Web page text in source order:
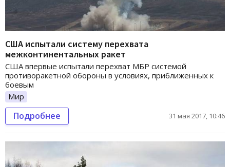
США испытали систему перехвата
межконтинентальных ракет
США впервые испытали перехват МБР системой
противоракетной обороны в условиях, приближенных к
боевым
Мир
Подробнее 31 мая 2017, 10:46